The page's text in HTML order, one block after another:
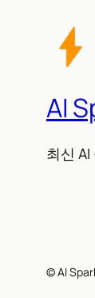
AI
최신 AI
© AI